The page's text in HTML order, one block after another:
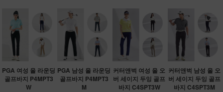
PGA 여성 올 라운딩
골프바지 P4MPT3
W
PGA 남성 올 라운딩
골프바지 P4MPT3
M
커터앤벅 여성 올 오
버 세이지 두잉 골프
바지 C4SPT3W
커터앤벅 남성 올 오
버 세이지 두잉 골프
바지 C4SPT3M